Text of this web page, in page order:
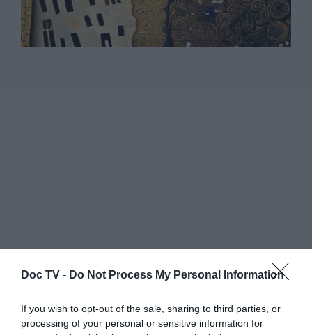
Doc TV - Do Not Process My Personal Information
If you wish to opt-out of the sale, sharing to third parties, or
processing of your personal or sensitive information for